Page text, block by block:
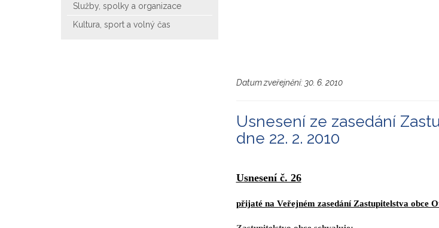
Služby, spolky a organizace
Kultura, sport a volný čas
Datum zveřejnění: 30. 6. 2010
Usnesení ze zasedání
dne 22. 2. 2010
Usnesení č. 26
přijaté na Veřejném zasedání Zastupitelstva obce